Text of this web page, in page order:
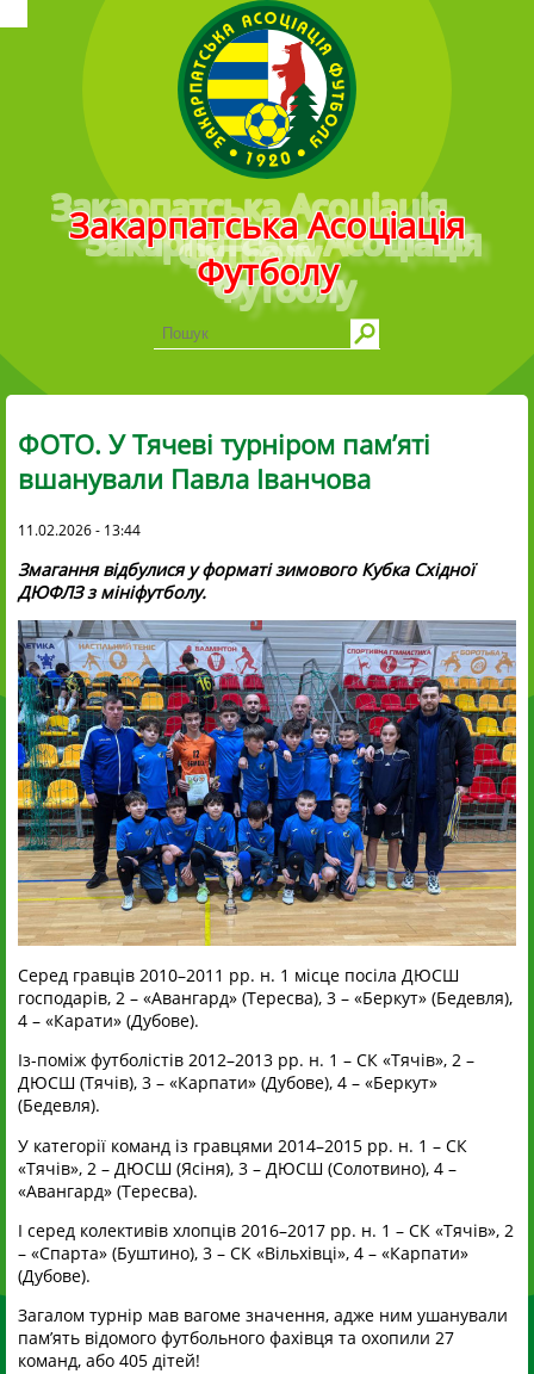
Головне меню
Закарпатська Асоціація
Футболу
ФОТО. У Тячеві турніром пам’яті
вшанували Павла Іванчова
11.02.2026 - 13:44
Змагання відбулися у форматі зимового Кубка Східної
ДЮФЛЗ з мініфутболу.
Серед гравців 2010–2011 рр. н. 1 місце посіла ДЮСШ
господарів, 2 – «Авангард» (Тересва), 3 – «Беркут» (Бедевля),
4 – «Карати» (Дубове).
Із-поміж футболістів 2012–2013 рр. н. 1 – СК «Тячів», 2 –
ДЮСШ (Тячів), 3 – «Карпати» (Дубове), 4 – «Беркут»
(Бедевля).
У категорії команд із гравцями 2014–2015 рр. н. 1 – СК
«Тячів», 2 – ДЮСШ (Ясіня), 3 – ДЮСШ (Солотвино), 4 –
«Авангард» (Тересва).
І серед колективів хлопців 2016–2017 рр. н. 1 – СК «Тячів», 2
– «Спарта» (Буштино), 3 – СК «Вільхівці», 4 – «Карпати»
(Дубове).
Загалом турнір мав вагоме значення, адже ним ушанували
пам’ять відомого футбольного фахівця та охопили 27
команд, або 405 дітей!